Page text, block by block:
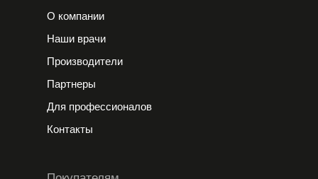
О компании
Наши врачи
Производители
Партнеры
Для профессионалов
Контакты